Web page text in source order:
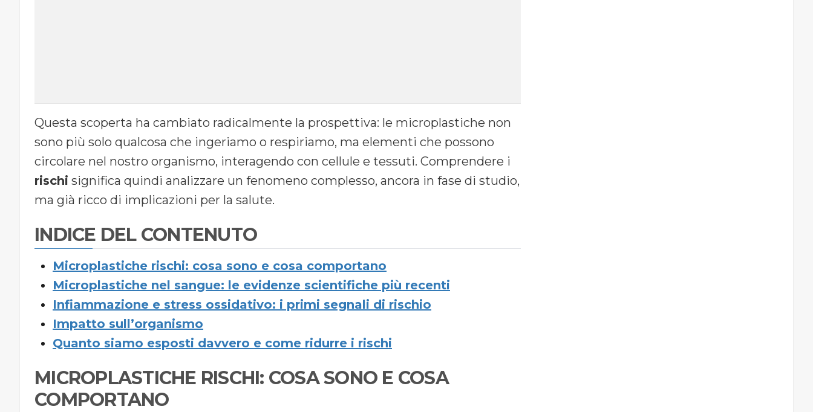
Questa scoperta ha cambiato radicalmente la prospettiva: le microplastiche non
sono più solo qualcosa che ingeriamo o respiriamo, ma elementi che possono
circolare nel nostro organismo, interagendo con cellule e tessuti. Comprendere i
rischi significa quindi analizzare un fenomeno complesso, ancora in fase di studio,
ma già ricco di implicazioni per la salute.
INDICE DEL CONTENUTO
Microplastiche rischi: cosa sono e cosa comportano
Microplastiche nel sangue: le evidenze scientifiche più recenti
Infiammazione e stress ossidativo: i primi segnali di rischio
Impatto sull’organismo
Quanto siamo esposti davvero e come ridurre i rischi
MICROPLASTICHE RISCHI: COSA SONO E COSA
COMPORTANO